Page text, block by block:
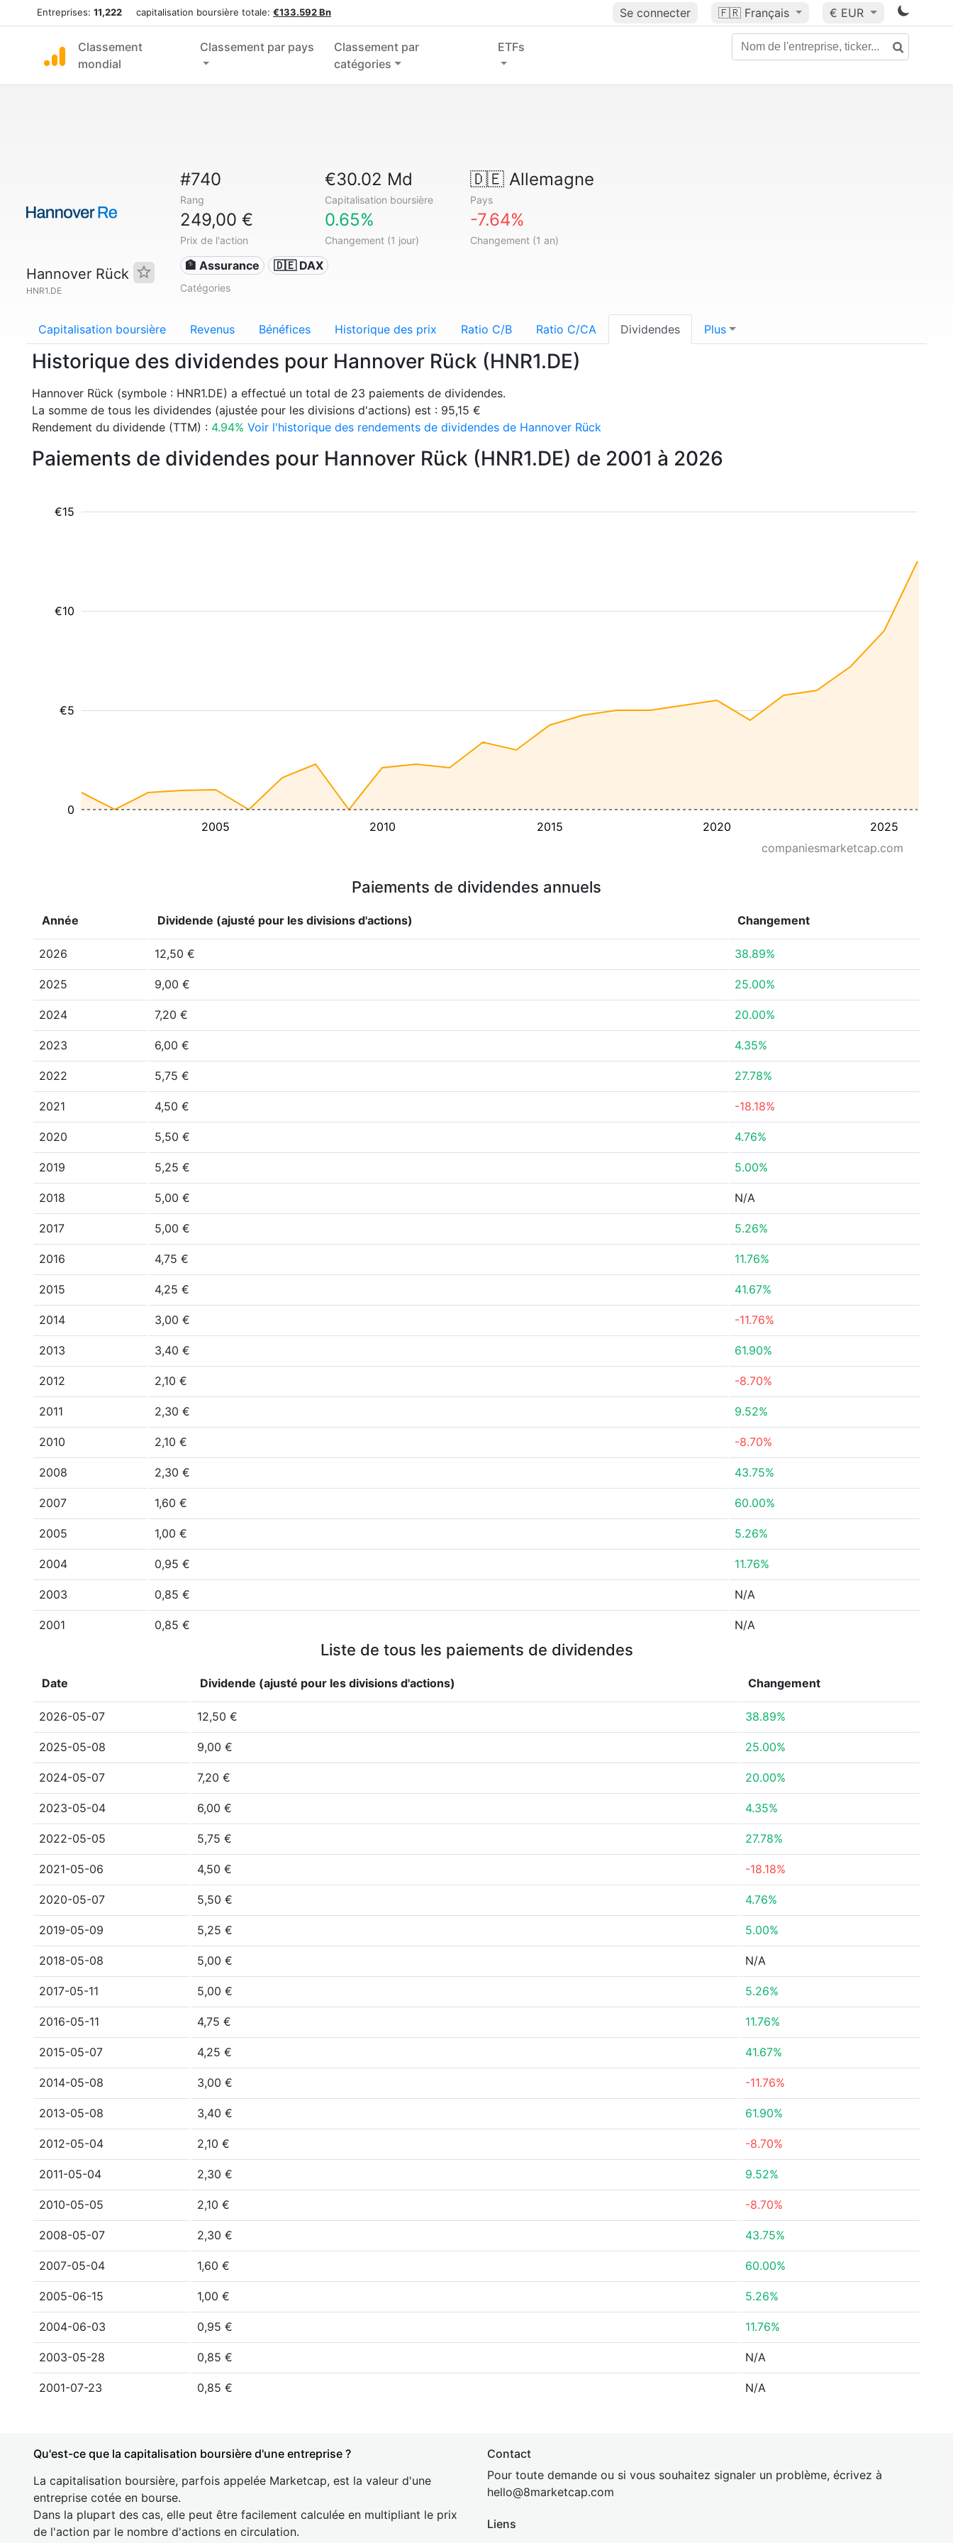
Entreprises: 11,222 capitalisation boursière totale: €133.592 Bn Se connecter 🇫🇷 Français € EUR
Classement
mondial
Classement par pays
Classement par
catégories
ETFs
Hannover Rück
HNR1.DE
#740
Rang
€30.02 Md
Capitalisation boursière
🇩🇪Allemagne
Pays
249,00 €
Prix de l'action
0.65%
Changement (1 jour)
-7.64%
Changement (1 an)
🏦 Assurance 🇩🇪 DAX
Catégories
Capitalisation boursière Revenus Bénéfices Historique des prix Ratio C/B Ratio C/CA Dividendes Plus
Historique des dividendes pour Hannover Rück (HNR1.DE)
Hannover Rück (symbole : HNR1.DE) a effectué un total de 23 paiements de dividendes.
La somme de tous les dividendes (ajustée pour les divisions d'actions) est : 95,15 €
Rendement du dividende (TTM) : 4.94% Voir l'historique des rendements de dividendes de Hannover Rück
Paiements de dividendes pour Hannover Rück (HNR1.DE) de 2001 à 2026
2005 2010 2015 2020 2025
€5
€10
€15
0
companiesmarketcap.com
Paiements de dividendes annuels
Année Dividende (ajusté pour les divisions d'actions) Changement
2026 12,50 € 38.89%
2025 9,00 € 25.00%
2024 7,20 € 20.00%
2023 6,00 € 4.35%
2022 5,75 € 27.78%
2021 4,50 € -18.18%
2020 5,50 € 4.76%
2019 5,25 € 5.00%
2018 5,00 € N/A
2017 5,00 € 5.26%
2016 4,75 € 11.76%
2015 4,25 € 41.67%
2014 3,00 € -11.76%
2013 3,40 € 61.90%
2012 2,10 € -8.70%
2011 2,30 € 9.52%
2010 2,10 € -8.70%
2008 2,30 € 43.75%
2007 1,60 € 60.00%
2005 1,00 € 5.26%
2004 0,95 € 11.76%
2003 0,85 € N/A
2001 0,85 € N/A
Liste de tous les paiements de dividendes
Date Dividende (ajusté pour les divisions d'actions) Changement
2026-05-07 12,50 € 38.89%
2025-05-08 9,00 € 25.00%
2024-05-07 7,20 € 20.00%
2023-05-04 6,00 € 4.35%
2022-05-05 5,75 € 27.78%
2021-05-06 4,50 € -18.18%
2020-05-07 5,50 € 4.76%
2019-05-09 5,25 € 5.00%
2018-05-08 5,00 € N/A
2017-05-11 5,00 € 5.26%
2016-05-11 4,75 € 11.76%
2015-05-07 4,25 € 41.67%
2014-05-08 3,00 € -11.76%
2013-05-08 3,40 € 61.90%
2012-05-04 2,10 € -8.70%
2011-05-04 2,30 € 9.52%
2010-05-05 2,10 € -8.70%
2008-05-07 2,30 € 43.75%
2007-05-04 1,60 € 60.00%
2005-06-15 1,00 € 5.26%
2004-06-03 0,95 € 11.76%
2003-05-28 0,85 € N/A
2001-07-23 0,85 € N/A
Qu'est-ce que la capitalisation boursière d'une entreprise ?
La capitalisation boursière, parfois appelée Marketcap, est la valeur d'une
entreprise cotée en bourse.
Dans la plupart des cas, elle peut être facilement calculée en multipliant le prix
de l'action par le nombre d'actions en circulation.
Contact
Pour toute demande ou si vous souhaitez signaler un problème, écrivez à
hello@8marketcap.com
Liens